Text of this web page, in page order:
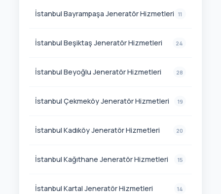
İstanbul Bayrampaşa Jeneratör Hizmetleri 11
İstanbul Beşiktaş Jeneratör Hizmetleri 24
İstanbul Beyoğlu Jeneratör Hizmetleri 28
İstanbul Çekmeköy Jeneratör Hizmetleri 19
İstanbul Kadıköy Jeneratör Hizmetleri 20
İstanbul Kağıthane Jeneratör Hizmetleri 15
İstanbul Kartal Jeneratör Hizmetleri 14